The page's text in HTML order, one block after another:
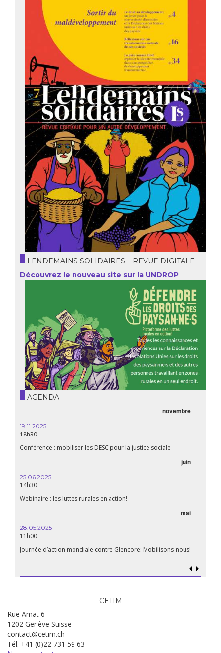
LENDEMAINS SOLIDAIRES – REVUE DIGITALE
Découvrez le nouveau site sur la UNDROP
AGENDA
novembre
19.11.2025
18h30
Conférence : mobiliser les DESC pour la justice sociale
juin
25.06.2025
14h30
Webinaire : les luttes rurales en action!
mai
28.05.2025
11h00
Journée d’action mondiale contre Glencore: Mobilisons-nous!
CETIM
Rue Amat 6
1202 Genève Suisse
contact@cetim.ch
Tél. +41 (0)22 731 59 63